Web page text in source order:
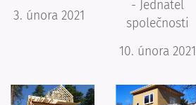
3. února 2021
- Jednatel
společnosti
10. února 2021